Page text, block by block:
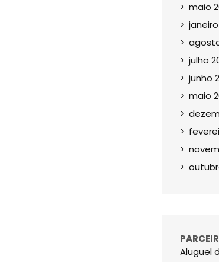
maio
julho
junho
maio
Aluguel